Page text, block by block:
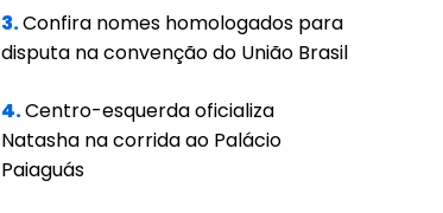
3.Confira nomes homologados para
disputa na convenção do União Brasil
4.Centro-esquerda oficializa
Natasha na corrida ao Palácio
Paiaguás